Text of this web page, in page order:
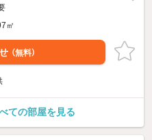
㎡
（無料）
ての部屋を見る